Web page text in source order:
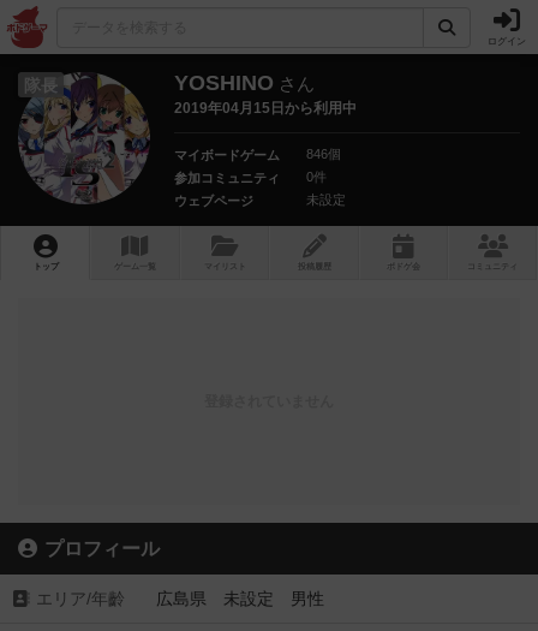
ログイン
隊長 YOSHINO さん
2019年04月15日から利用中
マイボードゲーム
846個
参加コミュニティ
0件
ウェブページ
未設定
トップ ゲーム一覧 マイリスト 投稿履歴 ボ ドゲ コミュニティ
プロフィール
エリア/年齡 広島県 未設定 男性